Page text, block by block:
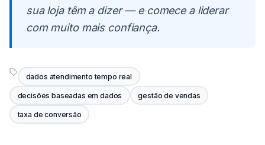
sua loja têm a dizer — e comece a liderar
com muito mais confiança.
dados atendimento tempo real
decisões baseadas em dados gestão de vendas
taxa de conversão